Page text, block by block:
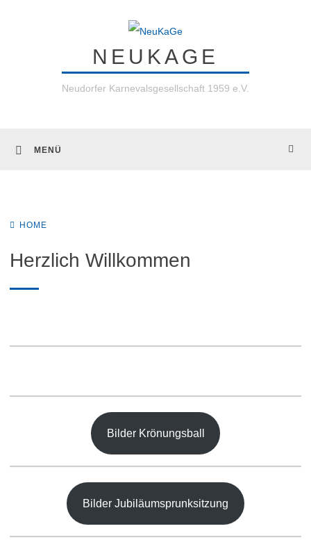
NEUKAGE
Neudorfer Karnevalsgesellschaft 1959 e.V.
MENÜ
HOME
Herzlich Willkommen
Bilder Krönungsball
Bilder Jubiläumsprunksitzung